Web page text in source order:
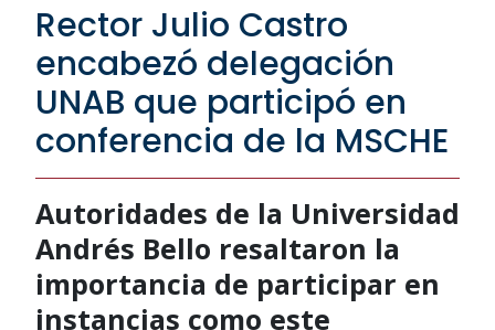
Rector Julio Castro
encabezó delegación
UNAB que participó en
conferencia de la MSCHE
Autoridades de la Universidad
Andrés Bello resaltaron la
importancia de participar en
instancias como este